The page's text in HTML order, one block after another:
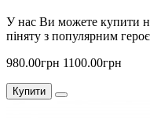
У нас Ви можете купити
піняту з популярним
980.00грн 1100.00грн
Купити